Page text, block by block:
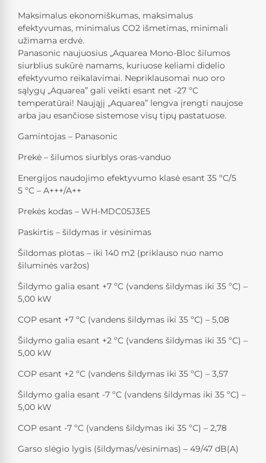
Maksimalus ekonomiškumas, maksimalus
efektyvumas, minimalus CO2 išmetimas, minimali
užimama erdvė.
Panasonic naujuosius „Aquarea Mono-Bloc šilumos
siurblius sukūrė namams, kuriuose keliami didelio
efektyvumo reikalavimai. Nepriklausomai nuo oro
sąlygų „Aquarea” gali veikti esant net -27 ºC
temperatūrai! Naująjį „Aquarea” lengva įrengti naujose
arba jau esančiose sistemose visų tipų pastatuose.
Gamintojas – Panasonic
Prekė – šilumos siurblys oras-vanduo
Energijos naudojimo efektyvumo klasė esant 35 ºС/5
5 ºС – A+++/A++
Prekės kodas – WH-MDC05J3E5
Paskirtis – šildymas ir vėsinimas
Šildomas plotas – iki 140 m2 (priklauso nuo namo
šiluminės varžos)
Šildymo galia esant +7 ºC (vandens šildymas iki 35 ºС) –
5,00 kW
COP esant +7 ºC (vandens šildymas iki 35 ºС) – 5,08
Šildymo galia esant +2 ºC (vandens šildymas iki 35 ºС) –
5,00 kW
COP esant +2 ºC (vandens šildymas iki 35 ºС) – 3,57
Šildymo galia esant -7 ºC (vandens šildymas iki 35 ºС) –
5,00 kW
COP esant -7 ºC (vandens šildymas iki 35 ºС) – 2,78
Garso slėgio lygis (šildymas/vėsinimas) – 49/47 dB(A)